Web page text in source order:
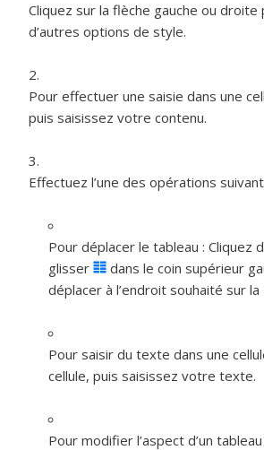
Cliquez sur la flèche gauche ou
d’autres options de style.
Pour effectuer une saisie dans une
puis saisissez votre contenu.
Effectuez l’une des opérations
Pour déplacer le tableau : Cliquez
glisser
dans le coin supérieur
déplacer à l’endroit souhaité sur
Pour saisir du texte dans une
cellule, puis saisissez votre texte.
Pour modifier l’aspect d’un